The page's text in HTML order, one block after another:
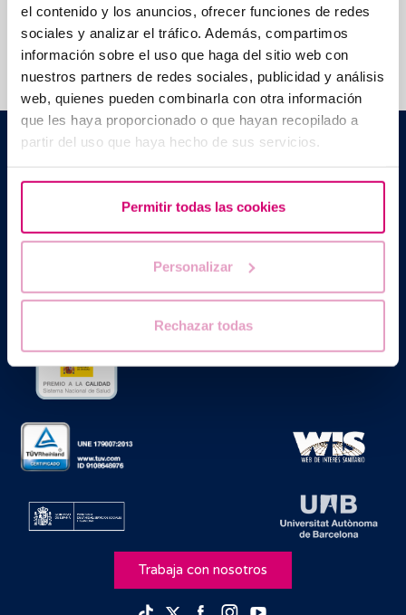
el contenido y los anuncios, ofrecer funciones de redes
sociales y analizar el tráfico. Además, compartimos
información sobre el uso que haga del sitio web con
nuestros partners de redes sociales, publicidad y análisis
web, quienes pueden combinarla con otra información
que les haya proporcionado o que hayan recopilado a
partir del uso que haya hecho de sus servicios.
Permitir todas las cookies
Personalizar
Rechazar todas
Te ayudamos a resolver tus dudas
Barcelona IVF
Barcelona IVF es un Centro Sanitario homologado por la
Generalitat de Catalunya autorizado como Centro de
Reproducción Humana Asistida con el código nº E08050604
Trabaja con nosotros